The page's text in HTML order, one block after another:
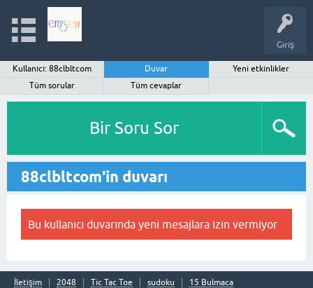
Giriş
Kullanıcı: 88clbltcom Duvar
Yeni etkinlikler
Tüm sorular
Tüm cevaplar
Bir Soru Sor
88clbltcom'in duvarı
Bu kullanıcı duvarında yeni mesajlara izin vermiyor
İletişim 2048 Tic Tac Toe sudoku
15 Bulmaca